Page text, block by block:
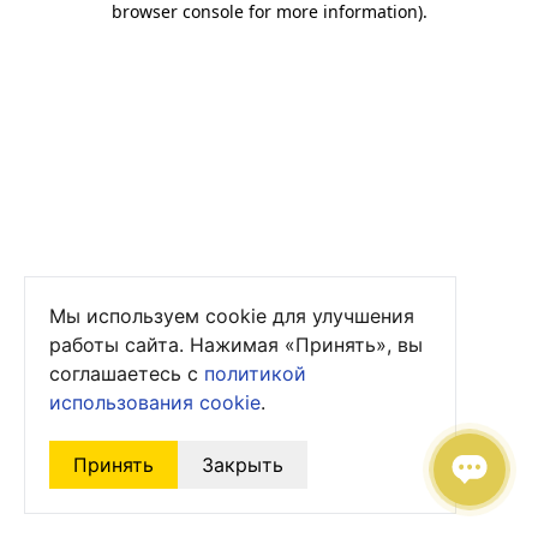
browser console for more information).
Мы используем cookie для улучшения
работы сайта. Нажимая «Принять», вы
соглашаетесь с политикой
использования cookie.
Принять Закрыть